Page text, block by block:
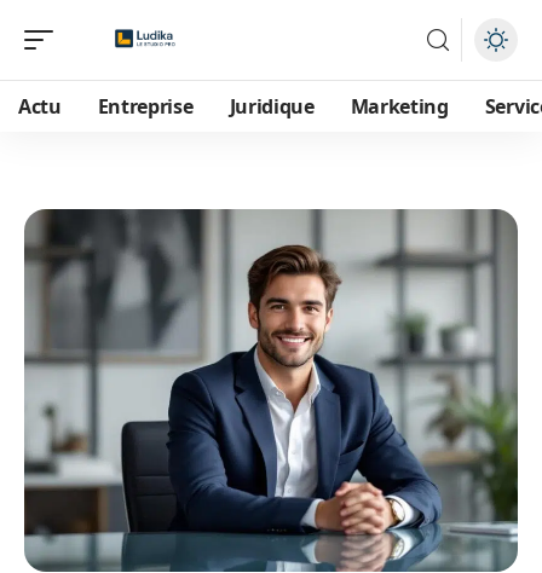
Actu Entreprise Juridique Marketing